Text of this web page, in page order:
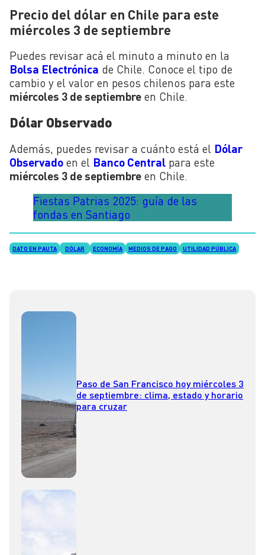
Precio del dólar en Chile para este
miércoles 3 de septiembre
Puedes revisar acá el minuto a minuto en la
Bolsa Electrónica de Chile. Conoce el tipo de
cambio y el valor en pesos chilenos para este
miércoles 3 de septiembre en Chile.
Dólar Observado
Además, puedes revisar a cuánto está el Dólar
Observado en el Banco Central para este
miércoles 3 de septiembre en Chile.
Fiestas Patrias 2025: guía de las
fondas en Santiago
DATO EN PAUTA DÓLAR ECONOMÍA MEDIOS DE PAGO UTILIDAD PÚBLICA
Paso de San Francisco hoy miércoles 3
de septiembre: clima, estado y horario
para cruzar